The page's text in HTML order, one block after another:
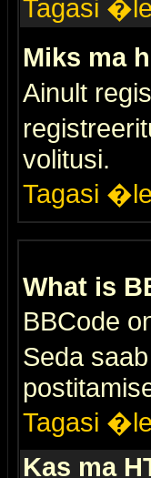
Tagasi
Miks ma
Ainult
volitusi.
Tagasi
What is
BBCode
Seda
Tagasi
Kas ma